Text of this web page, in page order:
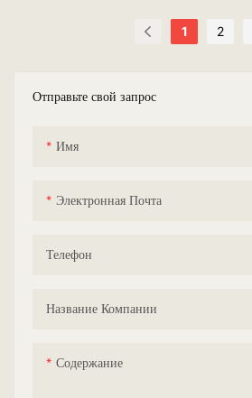
Отправьте свой запрос
Имя
Электронная Почта
Телефон
Название Компании
Содержание
1 2